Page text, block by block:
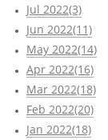
Jul 2022(3)
Jun 2022(11)
May 2022(14)
Apr 2022(16)
Mar 2022(18)
Feb 2022(20)
Jan 2022(18)